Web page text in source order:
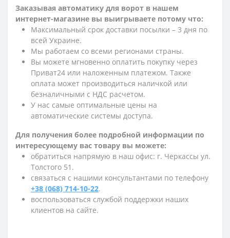
Заказывая автоматику для ворот в нашем
интернет-магазине вы выигрываете потому что:
Максимальный срок доставки посылки – 3 дня по
всей Украине.
Мы работаем со всеми регионами страны.
Вы можете мгновенно оплатить покупку через
Приват24 или наложенным платежом. Также
оплата может производиться наличкой или
безналичными с НДС расчетом.
У нас самые оптимальные цены на
автоматические системы доступа.
Для получения более подробной информации по
интересующему вас товару вы можете:
обратиться напрямую в наш офис: г. Черкассы ул.
Толстого 51.
связаться с нашими консультантами по телефону
+38 (068) 714-10-22.
воспользоваться службой поддержки наших
клиентов на сайте.